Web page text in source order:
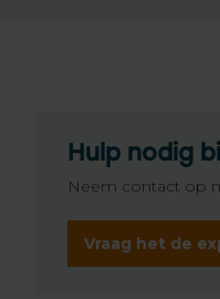
Hulp nodig
Neem contact op
Vraag het de